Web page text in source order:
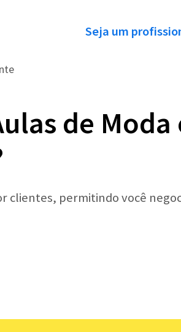
Seja um
de Moda
clientes, permitindo você